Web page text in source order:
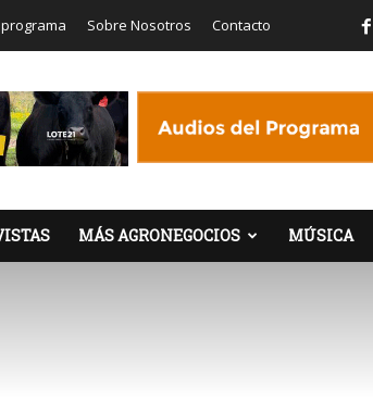
Sobre Nosotros Contacto
MÁS AGRONEGOCIOS MÚSICA